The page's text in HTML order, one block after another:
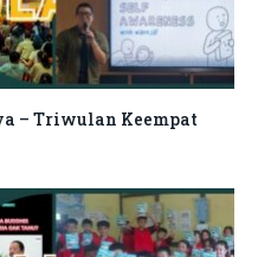
– Triwulan Keempat